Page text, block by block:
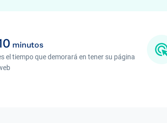
minutos
el tiempo que demorará en tener su página